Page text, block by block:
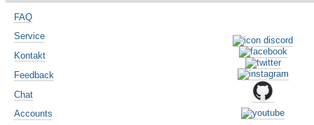
FAQ
Service
Kontakt
Feedback
Chat
Accounts